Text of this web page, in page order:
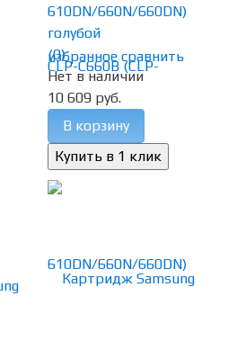
избранное сравнить
610DN/660N/660DN)
голубой
(0)
Нет в наличии
10 609 руб.
В корзину